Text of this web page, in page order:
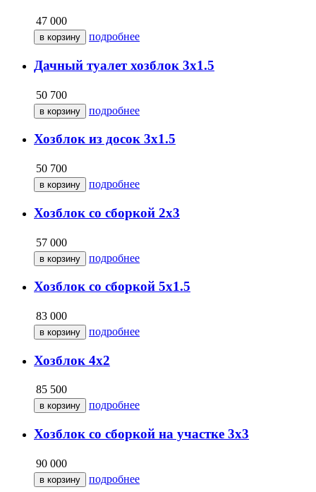
47 000
подробнее
Дачный туалет хозблок 3х1.5
50 700
подробнее
Хозблок из досок 3х1.5
50 700
подробнее
Хозблок со сборкой 2х3
57 000
подробнее
Хозблок со сборкой 5х1.5
83 000
подробнее
Хозблок 4х2
85 500
подробнее
Хозблок со сборкой на участке 3х3
90 000
подробнее